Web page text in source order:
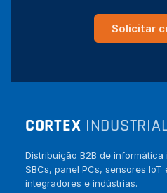
Solicitar
CORTEX
Distribuição B2B de
SBCs, panel PCs, sensores
integradores e indústrias.